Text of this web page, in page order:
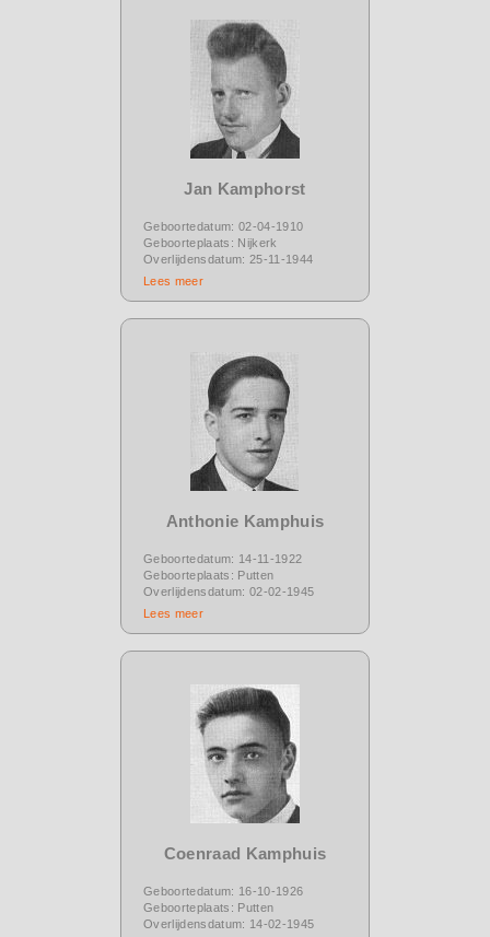
Jan Kamphorst
Geboortedatum: 02-04-1910
Geboorteplaats: Nijkerk
Overlijdensdatum: 25-11-1944
Lees meer
Anthonie Kamphuis
Geboortedatum: 14-11-1922
Geboorteplaats: Putten
Overlijdensdatum: 02-02-1945
Lees meer
Coenraad Kamphuis
Geboortedatum: 16-10-1926
Geboorteplaats: Putten
Overlijdensdatum: 14-02-1945